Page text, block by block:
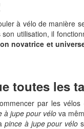
à vélo de manière
utilisation, il
novatrice et
toutes les
par les
à jupe pour vélo va
pince à jupe pour vélo